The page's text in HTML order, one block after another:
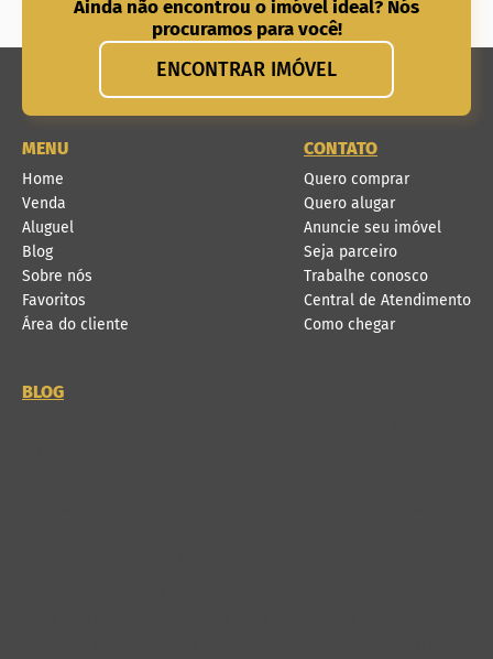
Ainda não encontrou o imóvel ideal? Nós
procuramos para você!
ENCONTRAR IMÓVEL
MENU
Home
Venda
Aluguel
Blog
Sobre nós
Favoritos
Área do cliente
CONTATO
Quero comprar
Quero alugar
Anuncie seu imóvel
Seja parceiro
Trabalhe conosco
Central de Atendimento
Como chegar
BLOG